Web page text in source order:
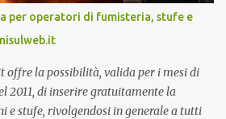
miglioramento, quali i molteplici canali di
in ottica di miglioramento, le
su come rispondere alle aspettative del
per operatori di fumisteria, stufe e
offre la possibilità, valida per i mesi di
2011, di inserire gratuitamente la
e stufe, rivolgendosi in generale a tutti